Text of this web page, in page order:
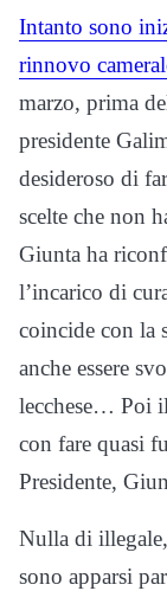
Intanto sono
rinnovo
marzo, prima
presidente
desideroso di
scelte che non
Giunta ha
l’incarico di
coincide con la
anche essere
lecchese… Poi
con fare quasi
Presidente,
Nulla di
sono apparsi